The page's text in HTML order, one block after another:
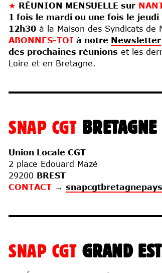
★ RÉUNION MENSUELLE sur
1 fois le mardi ou une fois le jeudi
12h30 à la Maison des Syndicats de
ABONNES-TOI à notre Newsletter
des prochaines réunions et les
Loire et en Bretagne.
SNAP CGT BRETAGNE
Union Locale CGT
2 place Edouard Mazé
29200 BREST
CONTACT →
SNAP CGT GRAND EST